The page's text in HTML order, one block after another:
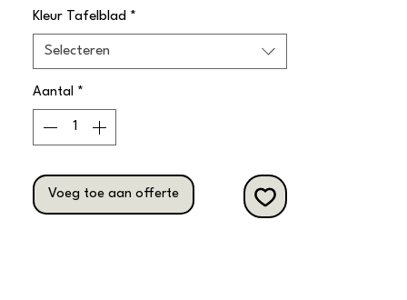
Kleur Tafelblad *
Selecteren
Aantal *
Voeg toe aan offerte